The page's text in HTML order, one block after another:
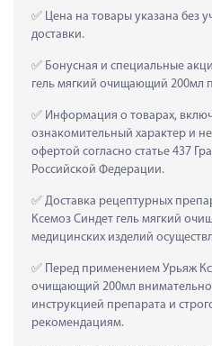
Цена на товары указана без
доставки.
Бонусная и специальные
гель мягкий очищающий 200мл
Информация о товарах,
ознакомительный характер и
офертой согласно статье 437
Российской Федерации.
Доставка рецептурных
Ксемоз Синдет гель мягкий
медицинских изделий
Перед применением Урьяж
очищающий 200мл внимательно
инструкцией препарата и
рекомендациям.